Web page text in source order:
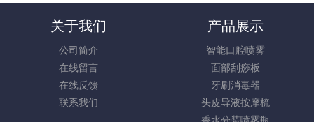
关于我们
公司简介
在线留言
在线反馈
联系我们
产品展示
智能口腔喷雾
面部刮痧板
牙刷消毒器
头皮导液按摩梳